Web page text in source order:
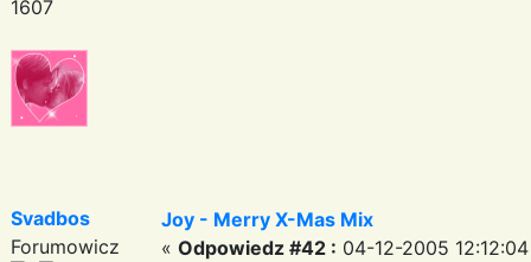
1607
Svadbos
Forumowicz
Joy - Merry X-Mas Mix
« Odpowiedz #42 : 04-12-2005